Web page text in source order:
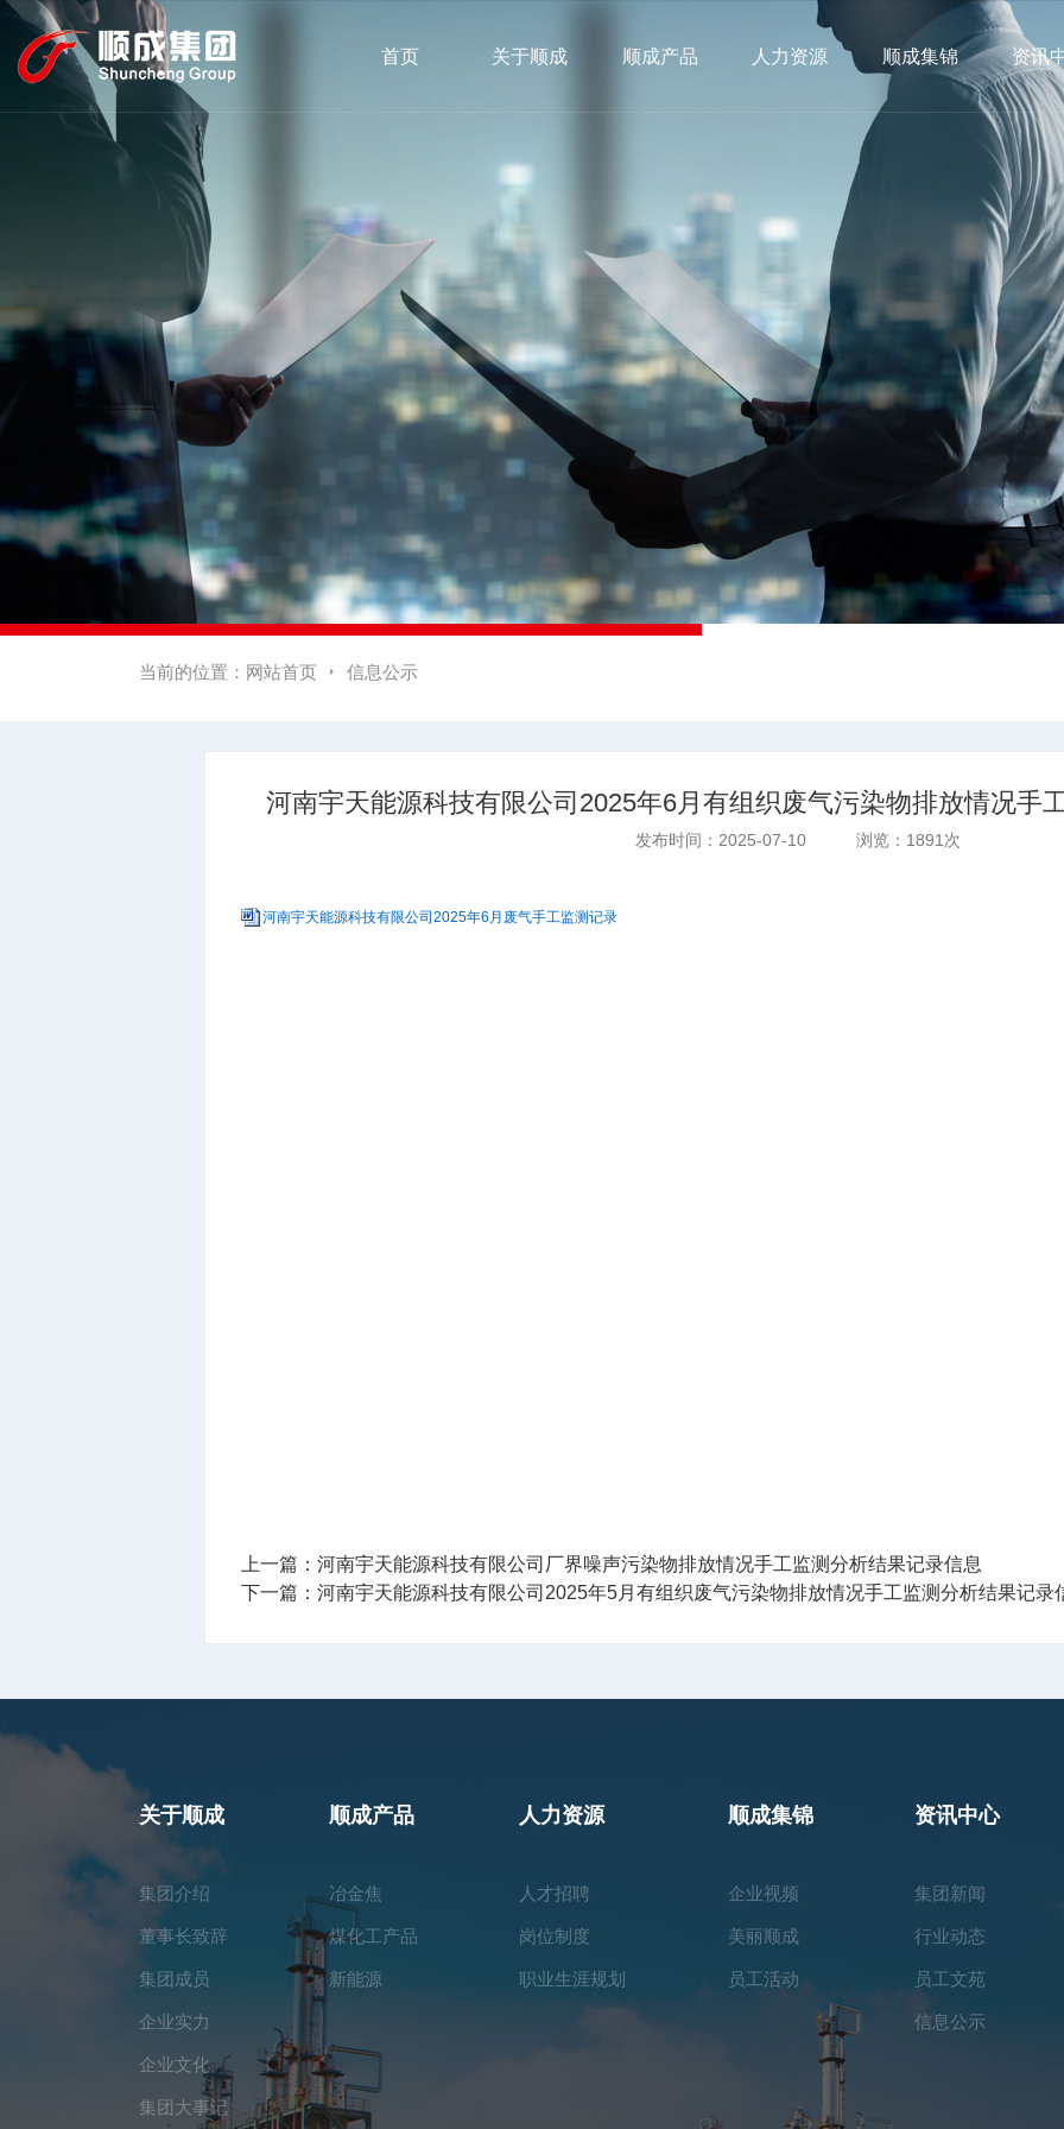
首页 关于顺成 顺成产品 人力资源 顺成集锦 资讯
当前的位置： 网站首页  信息公示
河南宇天能源科技有限公司2025年6月有组织废气污染物排放情况手
发布时间：2025-07-10 浏览：1891次
河南宇天能源科技有限公司2025年6月废气手工监测记录
上一篇： 河南宇天能源科技有限公司厂界噪声污染物排放情况手工监测分析结果记录信息
下一篇： 河南宇天能源科技有限公司2025年5月有组织废气污染物排放情况手工监测分析结果记录
关于顺成
集团介绍
董事长致辞
集团成员
企业实力
企业文化
集团大事记
顺成产品
冶金焦
煤化工产品
新能源
人力资源
人才招聘
岗位制度
职业生涯规划
顺成集锦
企业视频
美丽顺成
员工活动
资讯中心
集团新闻
行业动态
员工文苑
信息公示